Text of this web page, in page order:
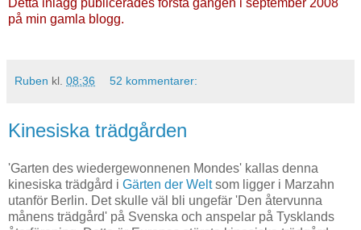
på min gamla blogg.
Ruben kl. 08:36 52 kommentarer:
Kinesiska trädgården
'Garten des wiedergewonnenen Mondes' kallas denna
kinesiska trädgård i Gärten der Weltsom ligger i Marzahn
utanför Berlin. Det skulle väl bli ungefär 'Den återvunna
månens trädgård' på Svenska och anspelar på Tysklands